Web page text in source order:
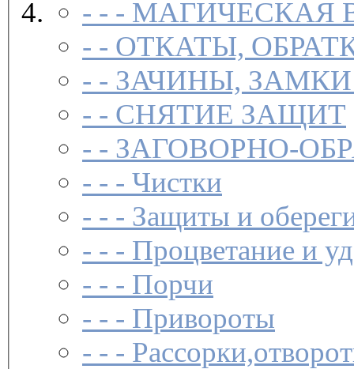
- - - МАГИЧЕСКАЯ
- - ОТКАТЫ,
- - ЗАЧИНЫ,
- - СНЯТИЕ ЗАЩИТ
- - ЗАГОВОР­НО-
- - - Чистки­
- - - Защиты и
- - - Процветание и
- - - Порчи
- - - Привороты
- - -